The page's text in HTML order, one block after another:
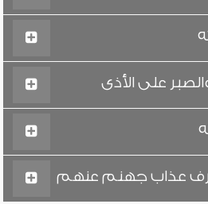
على الأذى
عذاب جهنم عنهم